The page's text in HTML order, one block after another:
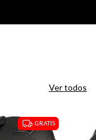
Ver todos
GRATIS